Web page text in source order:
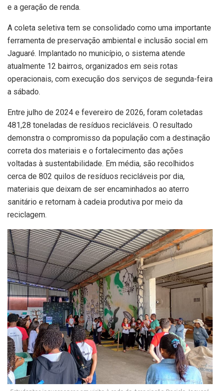
e a geração de renda.
A coleta seletiva tem se consolidado como uma importante
ferramenta de preservação ambiental e inclusão social em
Jaguaré. Implantado no município, o sistema atende
atualmente 12 bairros, organizados em seis rotas
operacionais, com execução dos serviços de segunda-feira
a sábado.
Entre julho de 2024 e fevereiro de 2026, foram coletadas
481,28 toneladas de resíduos recicláveis. O resultado
demonstra o compromisso da população com a destinação
correta dos materiais e o fortalecimento das ações
voltadas à sustentabilidade. Em média, são recolhidos
cerca de 802 quilos de resíduos recicláveis por dia,
materiais que deixam de ser encaminhados ao aterro
sanitário e retornam à cadeia produtiva por meio da
reciclagem.